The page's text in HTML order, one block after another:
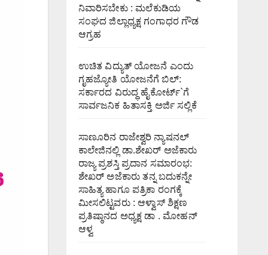
ನಿವಾರಿಸಬೇಕು : ಮಲೆಕುಡಿಯ
ಸಂಘದ ಜಿಲ್ಲಾಧ್ಯಕ್ಷ ಗಂಗಾಧರ ಗೌಡ
ಆಗ್ರಹ
ಉಚಿತ ವಿದ್ಯುತ್ ಯೋಜನೆ ಎಂದು
ಗೃಹಜ್ಯೋತಿ ಯೋಜನೆಗೆ ಬಿಲ್:
ಸರ್ಕಾರದ ವಿರುದ್ಧ ಹೈಕೋರ್ಟ್`ಗೆ
ಸಾರ್ವಜನಿಕ ಹಿತಾಸಕ್ತಿ ಅರ್ಜಿ ಸಲ್ಲಿಕೆ
ಸಾಣೂರಿನ ರಾಜೇಶ್ವರಿ ನ್ಯಾಷನಲ್
ಕಾಲೇಜಿನಲ್ಲಿ ಡಾ.ಶೇಖರ್ ಅಜೆಕಾರು
ರಾಜ್ಯ ಪ್ರಶಸ್ತಿ ಪ್ರದಾನ ಸಮಾರಂಭ:
ಶೇಖರ್ ಅಜೆಕಾರು ತನ್ನ ಬದುಕನ್ನೇ
ಸಾಹಿತ್ಯ ಹಾಗೂ ಪತ್ರಿಕಾ ರಂಗಕ್ಕೆ
ಮೀಸಲಿಟ್ಟವರು : ಆಳ್ವಾಸ್ ಶಿಕ್ಷಣ
ಪ್ರತಿಷ್ಠಾನದ ಅಧ್ಯಕ್ಷ ಡಾ . ಮೋಹನ್
ಆಳ್ವ